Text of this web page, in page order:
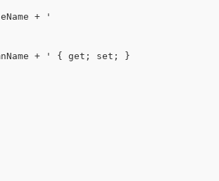
+
'
+
' { get; set; }